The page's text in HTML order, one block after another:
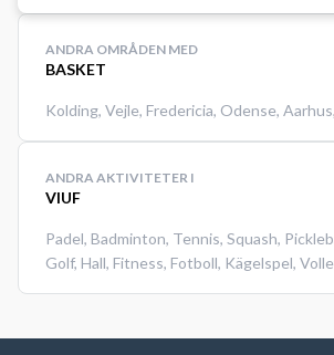
ANDRA OMRÅDEN MED
BASKET
Kolding, Vejle, Fredericia, Odense, Aarhus,
ANDRA AKTIVITETER I
VIUF
Padel, Badminton, Tennis, Squash,
Golf, Hall, Fitness, Fotboll, Kägelspel,